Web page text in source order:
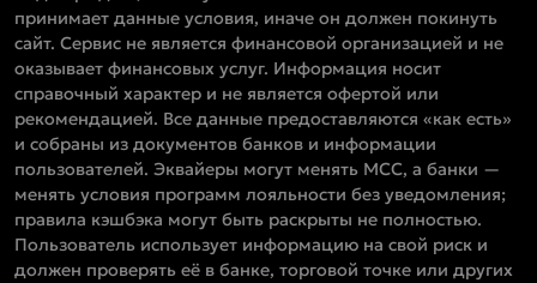
принимает данные условия, иначе он должен покинуть
сайт. Сервис не является финансовой организацией и не
оказывает финансовых услуг. Информация носит
справочный характер и не является офертой или
рекомендацией. Все данные предоставляются «как есть»
и собраны из документов банков и информации
пользователей. Эквайеры могут менять MCC, а банки —
менять условия программ лояльности без уведомления;
правила кэшбэка могут быть раскрыты не полностью.
Пользователь использует информацию на свой риск и
должен проверять её в банке, торговой точке или других